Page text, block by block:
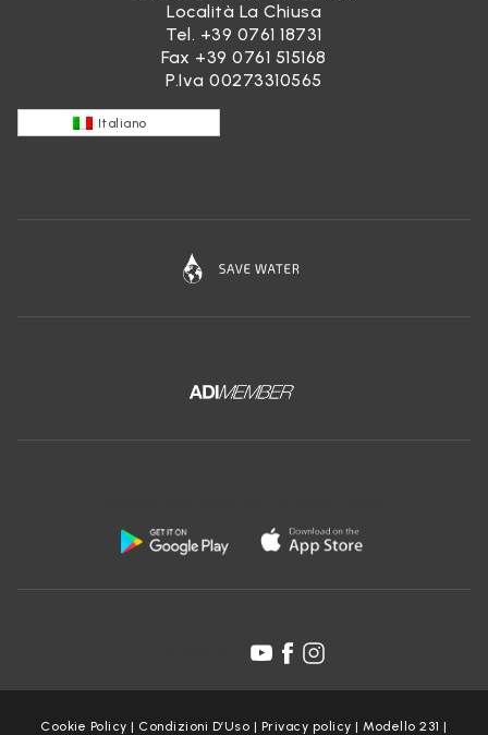
Località La Chiusa
Tel. +39 0761 18731
Fax +39 0761 515168
P.Iva 00273310565
Italiano
Cookie Policy | Condizioni D’Uso | Privacy policy |Modello 231 |